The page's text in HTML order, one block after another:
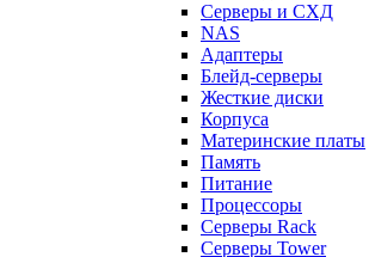
Серверы и СХД
NAS
Адаптеры
Блейд-серверы
Жесткие диски
Корпуса
Материнские платы
Память
Питание
Процессоры
Серверы Rack
Серверы Tower